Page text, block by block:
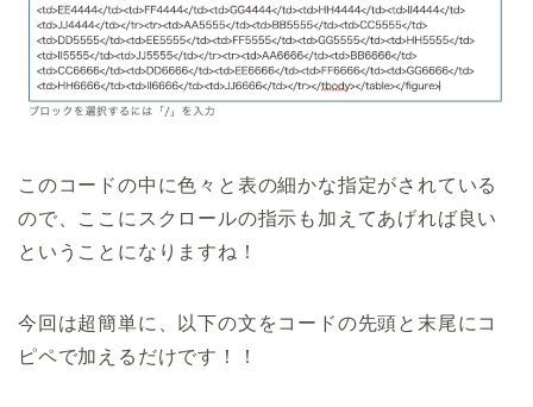
このコードの中に色々と表の細かな指定がされている
ので、ここにスクロールの指示も加えてあげれば良い
ということになりますね！
今回は超簡単に、以下の文をコードの先頭と末尾にコ
ピペで加えるだけです！！